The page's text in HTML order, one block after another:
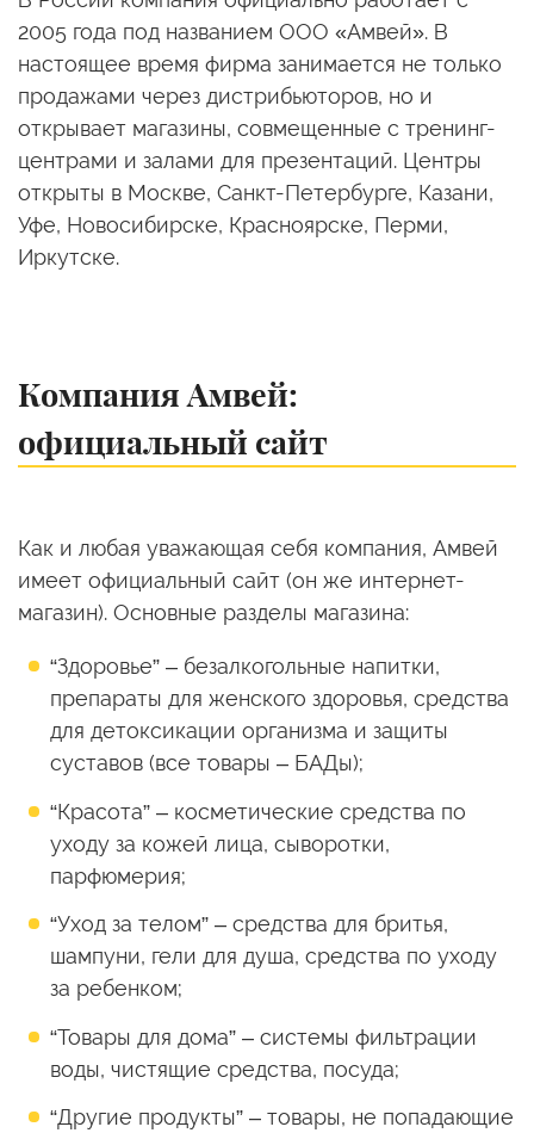
2005 года под названием ООО «Амвей». В
настоящее время фирма занимается не только
продажами через дистрибьюторов, но и
открывает магазины, совмещенные с тренинг-
центрами и залами для презентаций. Центры
открыты в Москве, Санкт-Петербурге, Казани,
Уфе, Новосибирске, Красноярске, Перми,
Иркутске.
Компания Амвей:
официальный сайт
Как и любая уважающая себя компания, Амвей
имеет официальный сайт (он же интернет-
магазин). Основные разделы магазина:
“Здоровье” – безалкогольные напитки,
препараты для женского здоровья, средства
для детоксикации организма и защиты
суставов (все товары – БАДы);
“Красота” – косметические средства по
уходу за кожей лица, сыворотки,
парфюмерия;
“Уход за телом” – средства для бритья,
шампуни, гели для душа, средства по уходу
за ребенком;
“Товары для дома” – системы фильтрации
воды, чистящие средства, посуда;
“Другие продукты” – товары, не попадающие